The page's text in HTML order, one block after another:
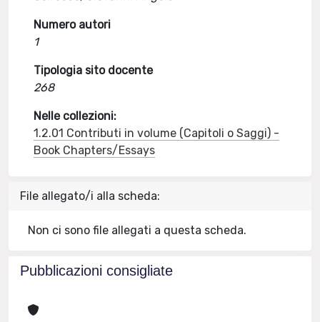
Numero autori
1
Tipologia sito docente
268
Nelle collezioni:
1.2.01 Contributi in volume (Capitoli o Saggi) -
Book Chapters/Essays
File allegato/i alla scheda:
Non ci sono file allegati a questa scheda.
Pubblicazioni consigliate